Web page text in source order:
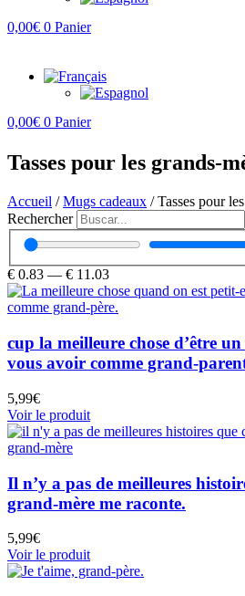
0,00€ 0 Panier
0,00€ 0 Panier
Tasses pour les grands-
Accueil /Mugs cadeaux / Tasses pour
Rechercher
€ 0.83 — € 11.03
cup la meilleure chose d’être
vous avoir comme grand-
5,99€
Voir le produit
Il n’y a pas de meilleures
grand-mère me raconte.
5,99€
Voir le produit